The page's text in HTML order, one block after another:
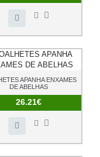
APANHA ENXAMES
DE ABELHAS
26.21€